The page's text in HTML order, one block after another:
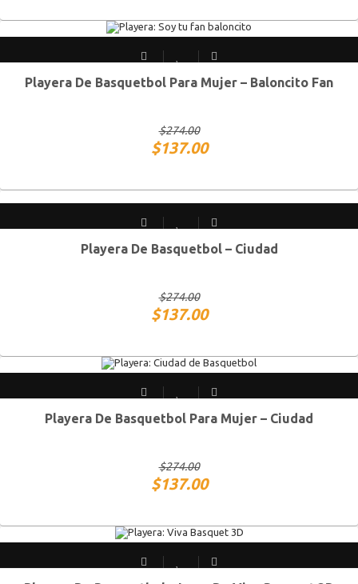
CH M G XG
Playera De Basquetbol Para Mujer – Baloncito Fan
$274.00
$137.00
CH M G XG
Playera De Basquetbol – Ciudad
$274.00
$137.00
CH M G XG
Playera De Basquetbol Para Mujer – Ciudad
$274.00
$137.00